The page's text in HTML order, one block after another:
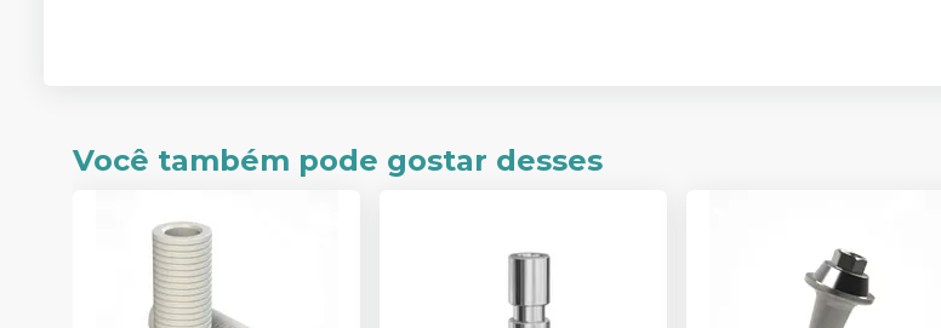
Você também pode gostar desses